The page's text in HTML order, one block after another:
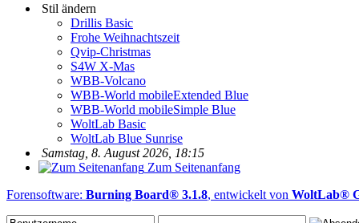
Stil ändern
Drillis Basic
Frohe Weihnachtszeit
Qvip-Christmas
S4W X-Mas
WBB-Volcano
WBB-World mobileExtended Blue
WBB-World mobileSimple Blue
WoltLab Basic
WoltLab Blue Sunrise
Samstag, 8. August 2026, 18:15
Zum Seitenanfang
Forensoftware: Burning Board® 3.1.8, entwickelt von WoltLab®